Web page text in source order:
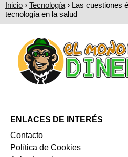
Inicio Tecnología
Las cuestiones
tecnología en la salud
ENLACES DE INTERÉS
Contacto
Política de Cookies